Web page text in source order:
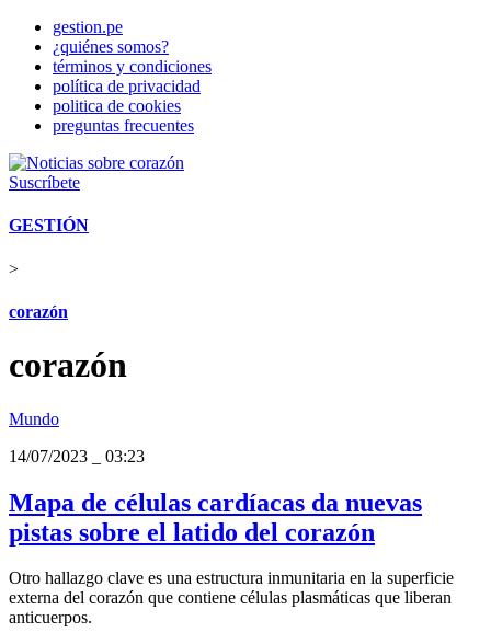
gestion.pe
¿quiénes somos?
términos y condiciones
política de privacidad
politica de cookies
preguntas frecuentes
Suscríbete
GESTIÓN
>
corazón
corazón
Mundo
14/07/2023
03:23
Mapa de células cardíacas da nuevas
pistas sobre el latido del corazón
Otro hallazgo clave es una estructura inmunitaria en la superficie
externa del corazón que contiene células plasmáticas que liberan
anticuerpos.